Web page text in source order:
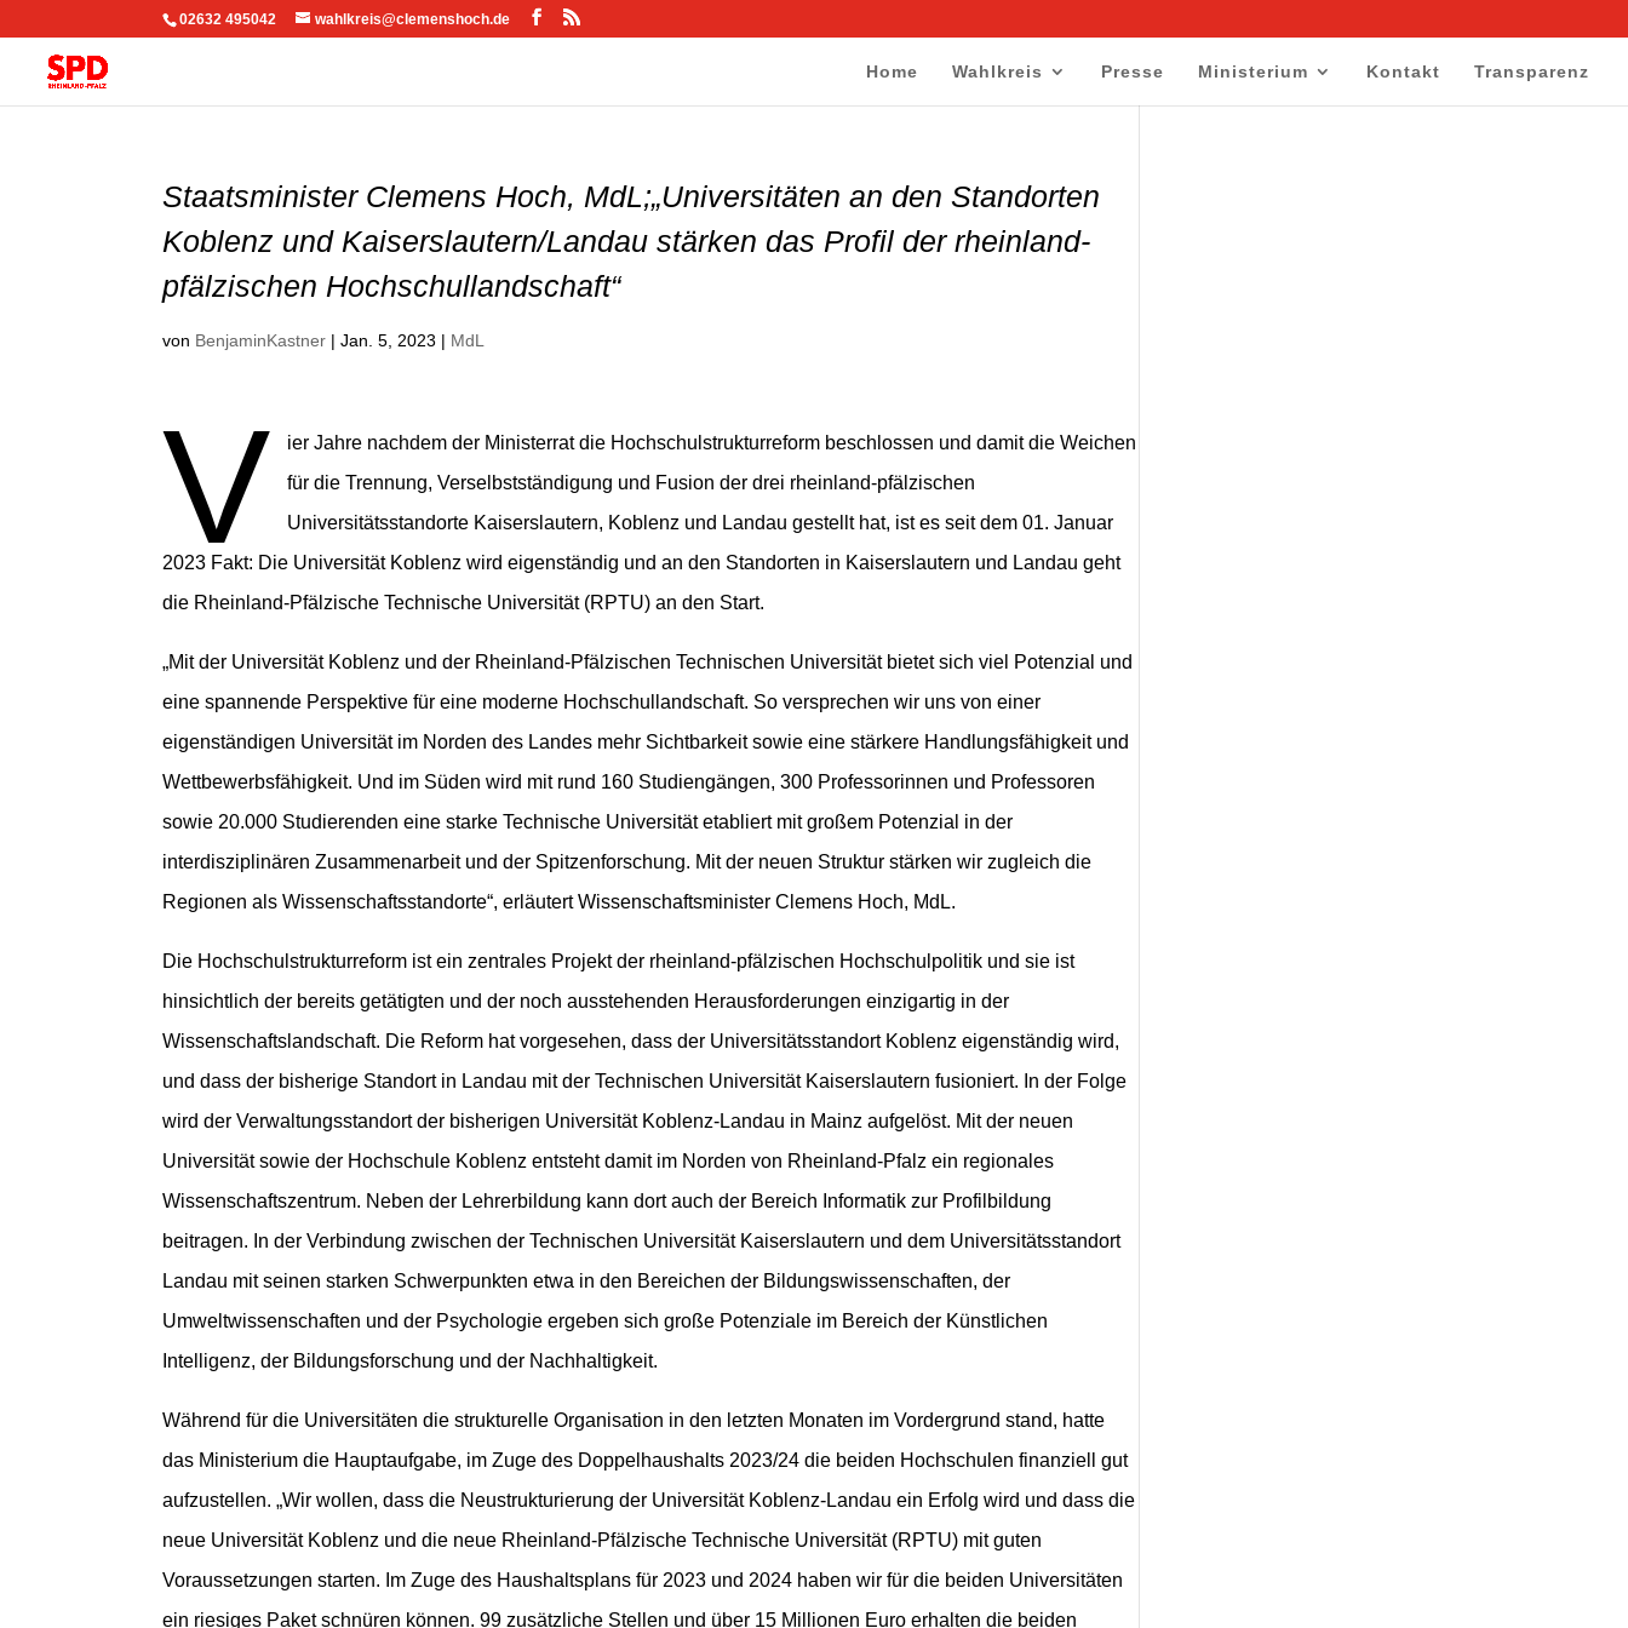
02632 495042 wahlkreis@clemenshoch.de
Home Wahlkreis Presse Ministerium Kontakt Transparenz
Staatsminister Clemens Hoch, MdL;„Universitäten an den Standorten
Koblenz und Kaiserslautern/Landau stärken das Profil der rheinland-
pfälzischen Hochschullandschaft“
von BenjaminKastner |Jan. 5, 2023 | MdL
V
ier Jahre nachdem der Ministerrat die Hochschulstrukturreform beschlossen und damit die Weichen
für die Trennung, Verselbstständigung und Fusion der drei rheinland-pfälzischen
Universitätsstandorte Kaiserslautern, Koblenz und Landau gestellt hat, ist es seit dem 01. Januar
2023 Fakt: Die Universität Koblenz wird eigenständig und an den Standorten in Kaiserslautern und Landau geht
die Rheinland-Pfälzische Technische Universität (RPTU) an den Start.
„Mit der Universität Koblenz und der Rheinland-Pfälzischen Technischen Universität bietet sich viel Potenzial und
eine spannende Perspektive für eine moderne Hochschullandschaft. So versprechen wir uns von einer
eigenständigen Universität im Norden des Landes mehr Sichtbarkeit sowie eine stärkere Handlungsfähigkeit und
Wettbewerbsfähigkeit. Und im Süden wird mit rund 160 Studiengängen, 300 Professorinnen und Professoren
sowie 20.000 Studierenden eine starke Technische Universität etabliert mit großem Potenzial in der
interdisziplinären Zusammenarbeit und der Spitzenforschung. Mit der neuen Struktur stärken wir zugleich die
Regionen als Wissenschaftsstandorte“, erläutert Wissenschaftsminister Clemens Hoch, MdL.
Die Hochschulstrukturreform ist ein zentrales Projekt der rheinland-pfälzischen Hochschulpolitik und sie ist
hinsichtlich der bereits getätigten und der noch ausstehenden Herausforderungen einzigartig in der
Wissenschaftslandschaft. Die Reform hat vorgesehen, dass der Universitätsstandort Koblenz eigenständig wird,
und dass der bisherige Standort in Landau mit der Technischen Universität Kaiserslautern fusioniert. In der Folge
wird der Verwaltungsstandort der bisherigen Universität Koblenz-Landau in Mainz aufgelöst. Mit der neuen
Universität sowie der Hochschule Koblenz entsteht damit im Norden von Rheinland-Pfalz ein regionales
Wissenschaftszentrum. Neben der Lehrerbildung kann dort auch der Bereich Informatik zur Profilbildung
beitragen. In der Verbindung zwischen der Technischen Universität Kaiserslautern und dem Universitätsstandort
Landau mit seinen starken Schwerpunkten etwa in den Bereichen der Bildungswissenschaften, der
Umweltwissenschaften und der Psychologie ergeben sich große Potenziale im Bereich der Künstlichen
Intelligenz, der Bildungsforschung und der Nachhaltigkeit.
Während für die Universitäten die strukturelle Organisation in den letzten Monaten im Vordergrund stand, hatte
das Ministerium die Hauptaufgabe, im Zuge des Doppelhaushalts 2023/24 die beiden Hochschulen finanziell gut
aufzustellen. „Wir wollen, dass die Neustrukturierung der Universität Koblenz-Landau ein Erfolg wird und dass die
neue Universität Koblenz und die neue Rheinland-Pfälzische Technische Universität (RPTU) mit guten
Voraussetzungen starten. Im Zuge des Haushaltsplans für 2023 und 2024 haben wir für die beiden Universitäten
ein riesiges Paket schnüren können. 99 zusätzliche Stellen und über 15 Millionen Euro erhalten die beiden